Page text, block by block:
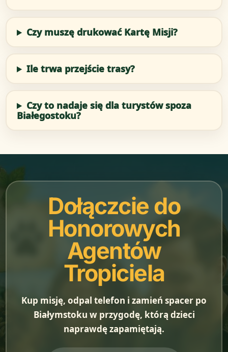
Czy muszę drukować Kartę Misji?
Ile trwa przejście trasy?
Czy to nadaje się dla turystów spoza
Białegostoku?
Dołączcie do
Honorowych
Agentów
Tropiciela
Kup misję, odpal telefon i zamień spacer po
Białymstoku w przygodę, którą dzieci
naprawdę zapamiętają.